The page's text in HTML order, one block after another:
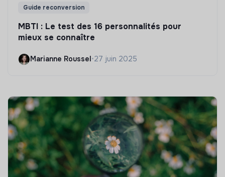
Guide reconversion
MBTI : Le test des 16 personnalités pour
mieux se connaître
Marianne Roussel •27 juin 2025